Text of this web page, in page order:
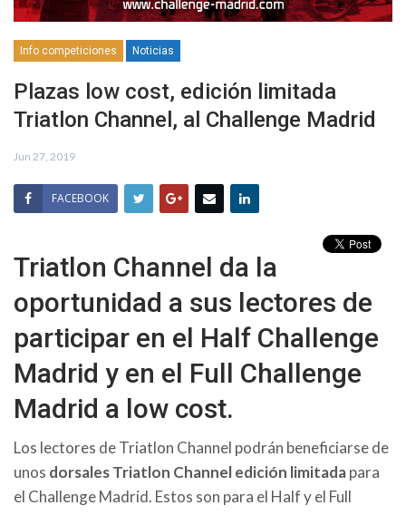
Info competiciones Noticias
Plazas low cost, edición limitada
Triatlon Channel, al Challenge Madrid
Jun 27, 2019
FACEBOOK
Triatlon Channel da la
oportunidad a sus lectores de
participar en el Half Challenge
Madrid y en el Full Challenge
Madrid a low cost.
Los lectores de Triatlon Channel podrán beneficiarse de
unos dorsales Triatlon Channel edición limitadapara
el Challenge Madrid. Estos son para el Half y el Full